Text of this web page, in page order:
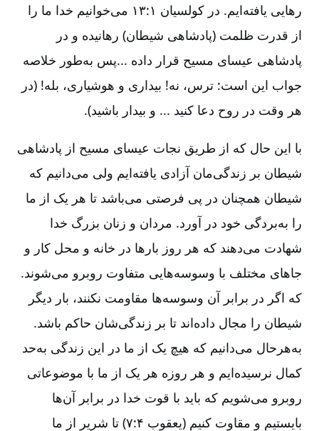
رهایی یافته‌ایم. در کولسیان ۱:‏۱۳ می‌خوانیم خدا ما را
از قدرت ظلمت (پادشاهی شیطان) رهانیده و در
پادشاهی عیسای مسیح قرار داده ...پس به‌طور خلاصه
جواب این است: ترس، نه! بیداری و هوشیاری، بله! (در
هر وقت در روح دعا کنید ... و بیدار باشید).
با این حال که از طریق نجات عیسای مسیح از پادشاهی
شیطان بر زندگی‌مان آزادی یافته‌ایم ولی می‌دانیم که
شیطان همچنان در پی فرصتی می‌باشد تا هر یک از ما
را به‌بردگی خود در آورد. مردان و زنان بزرگ خدا
شهادت می‌دهند که هر روز بارها در خانه و محل کار و
جاهای مختلف با وسوسه‌هایی متفاوت روبرو می‌شوند.
که اگر در برابر آن وسوسه‌ها مقاومت نکنند، بار دیگر
شیطان را مجال داده‌اند تا بر زندگی‌شان حاکم باشد.
به‌هرحال می‌دانیم که هیچ یک از ما در این زندگی به‌حد
کمال نرسیده‌ایم و هر روزه هر یک از ما با موضوعاتی
روبرو می‌شویم که باید با قوت خدا در برابر آن‌ها
بایستیم و مقاوت کنیم (یعقوب ۴:‏۷) تا شریر از ما